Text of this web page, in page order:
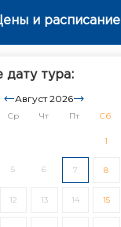
и расписание
дату тура:
Август 2026
Ср Чт Пт Сб
1
5 6 7 8
12 13 14 15